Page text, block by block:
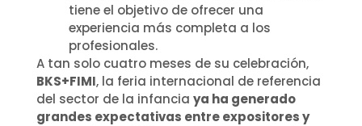
tiene el objetivo de ofrecer una
experiencia más completa a los
profesionales.
A tan solo cuatro meses de su celebración,
BKS+FIMI, la feria internacional de referencia
del sector de la infancia ya ha generado
grandes expectativas entre expositores y